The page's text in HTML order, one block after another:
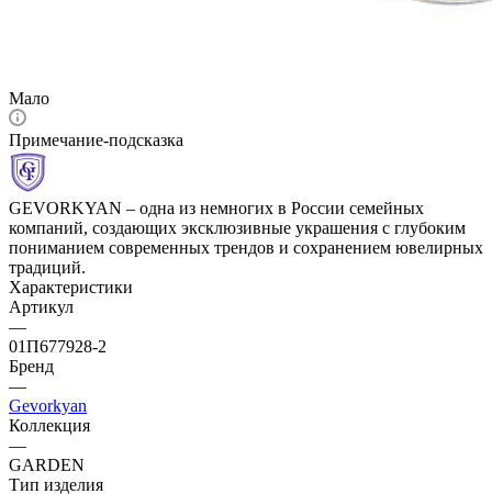
Мало
Примечание-подсказка
GEVORKYAN – одна из немногих в России семейных
компаний, создающих эксклюзивные украшения с глубоким
пониманием современных трендов и сохранением ювелирных
традиций.
Характеристики
Артикул
—
01П677928-2
Бренд
—
Gevorkyan
Коллекция
—
GARDEN
Тип изделия